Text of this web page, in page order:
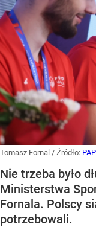
Tomasz Fornal / Źródło: PAP
Nie trzeba było
Ministerstwa
Fornala. Polscy
potrzebowali.